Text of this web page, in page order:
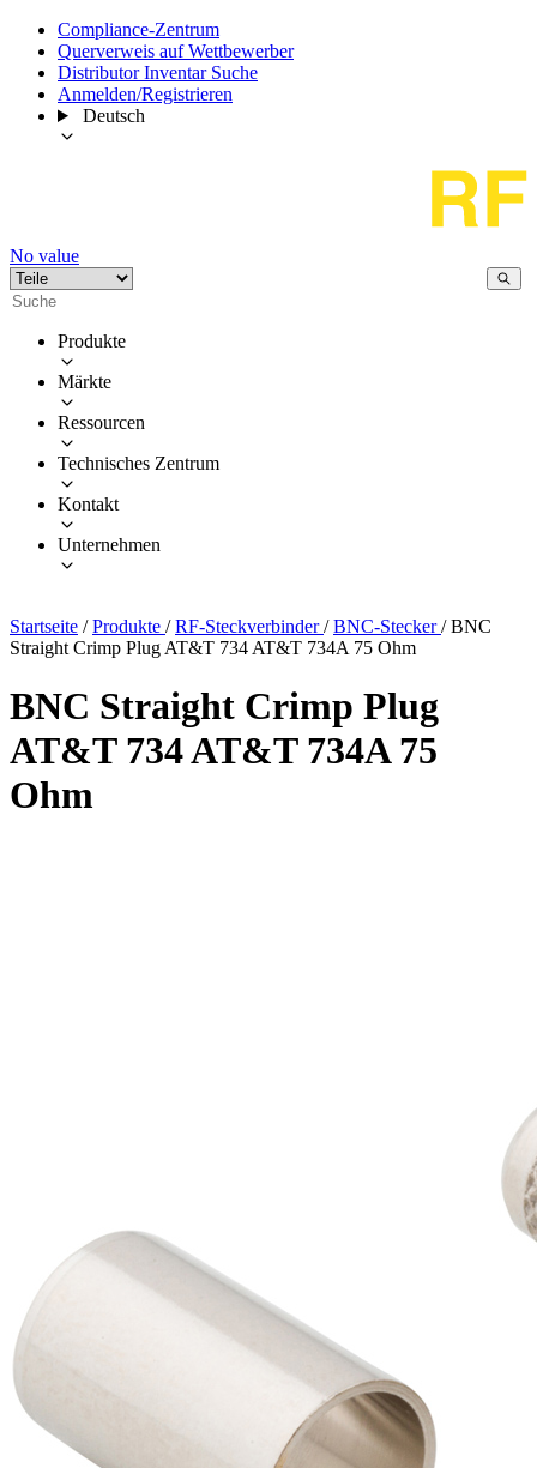
Compliance-Zentrum
Querverweis auf Wettbewerber
Distributor Inventar Suche
Anmelden/Registrieren
Deutsch
No value
Produkte
Märkte
Ressourcen
Technisches Zentrum
Kontakt
Unternehmen
Startseite / Produkte / RF-Steckverbinder/ BNC-Stecker/ BNC
Straight Crimp Plug AT&T 734 AT&T 734A 75 Ohm
BNC Straight Crimp Plug
AT&T 734 AT&T 734A 75
Ohm